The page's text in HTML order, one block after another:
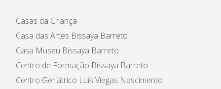
Casas da Criança
Casa das Artes Bissaya Barreto
Casa Museu Bissaya Barreto
Centro de Formação Bissaya Barreto
Centro Geriátrico Luís Viegas Nascimento